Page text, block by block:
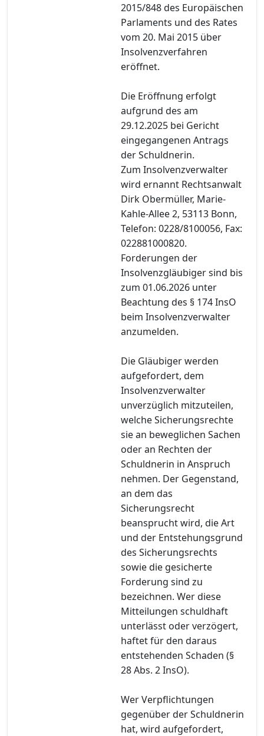
2015/848 des Europäischen
Parlaments und des Rates
vom 20. Mai 2015 über
Insolvenzverfahren
eröffnet.
Die Eröffnung erfolgt
aufgrund des am
29.12.2025 bei Gericht
eingegangenen Antrags
der Schuldnerin.
Zum Insolvenzverwalter
wird ernannt Rechtsanwalt
Dirk Obermüller, Marie-
Kahle-Allee 2, 53113 Bonn,
Telefon: 0228/8100056, Fax:
022881000820.
Forderungen der
Insolvenzgläubiger sind bis
zum 01.06.2026 unter
Beachtung des § 174 InsO
beim Insolvenzverwalter
anzumelden.
Die Gläubiger werden
aufgefordert, dem
Insolvenzverwalter
unverzüglich mitzuteilen,
welche Sicherungsrechte
sie an beweglichen Sachen
oder an Rechten der
Schuldnerin in Anspruch
nehmen. Der Gegenstand,
an dem das
Sicherungsrecht
beansprucht wird, die Art
und der Entstehungsgrund
des Sicherungsrechts
sowie die gesicherte
Forderung sind zu
bezeichnen. Wer diese
Mitteilungen schuldhaft
unterlässt oder verzögert,
haftet für den daraus
entstehenden Schaden (§
28 Abs. 2 InsO).
Wer Verpflichtungen
gegenüber der Schuldnerin
hat, wird aufgefordert,